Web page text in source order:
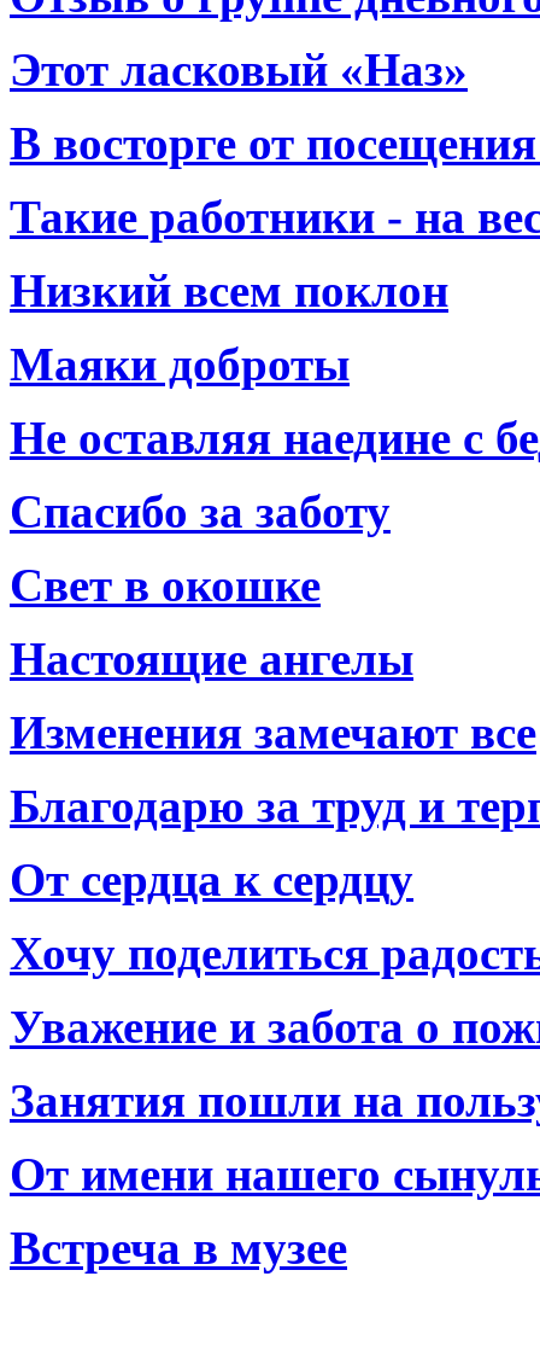
Этот ласковый «Наз»
В восторге от
Такие работники - на
Низкий всем поклон
Маяки доброты
Не оставляя наедине с
Спасибо за заботу
Свет в окошке
Настоящие ангелы
Изменения замечают все
Благодарю за труд и
От сердца к сердцу
Хочу поделиться
Уважение и забота о
Занятия пошли на
От имени нашего
Встреча в музее